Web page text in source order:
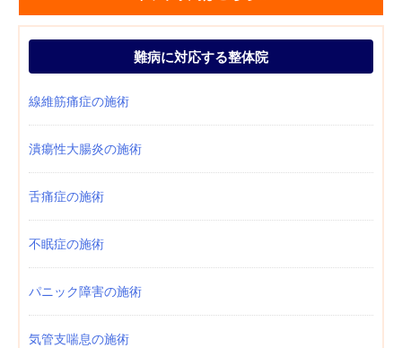
難病に対応する整体院
線維筋痛症の施術
潰瘍性大腸炎の施術
舌痛症の施術
不眠症の施術
パニック障害の施術
気管支喘息の施術